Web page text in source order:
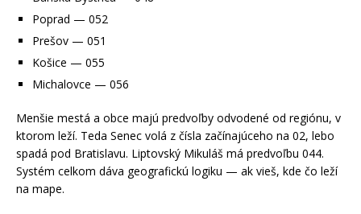
Poprad — 052
Prešov — 051
Košice — 055
Michalovce — 056
Menšie mestá a obce majú predvoľby odvodené od regiónu, v
ktorom leží. Teda Senec volá z čísla začínajúceho na 02, lebo
spadá pod Bratislavu. Liptovský Mikuláš má predvoľbu 044.
Systém celkom dáva geografickú logiku — ak vieš, kde čo leží
na mape.